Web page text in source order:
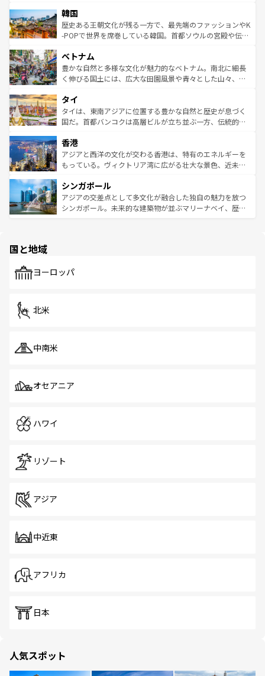
ワイを、存分に味わってほしい。 なお、新着のハワイ情報
はコンテンツ一覧を参照してほしい。
いる。アクティビティも充実しており、サーフィンやダイ
ビング、ハイキングなど、アウトドア好きにはたまらな
い。オーストラリアの多彩な魅力を存分に味わいつくそ
参照してほしい。
ン）、静ひつな山岳地帯である台湾東部など、都市の喧騒
と山間の静けさが共存しており、訪れる人に新しい発見と
驚きをもたらしてくれる。また、奥深い台湾の食文化も魅
容にもいいと評判のスイーツなど、バラエティ豊かな料理
が味わえる。 なお、新着の台湾情報は コンテンツ一覧を参
照してほしい。
韓国
歴史ある王朝文化が残る一方で、最先端のファッションやK
-POPで世界を席巻している韓国。首都ソウルの宮殿や伝統
き、地方に足を延ばせば四季折々の自然美を楽しむことが
できる。そして、キムチや焼肉、絶品のストリートフード
まで、さまざまな韓国料理が待っている。夜には、韓国な
リティに包まれながら、韓国の多彩な魅力を心ゆくまで味
わってみてほしい。 なお、新着の韓国情報はコンテンツ一
覧を参照してほしい。
ベトナム
豊かな自然と多様な文化が魅力的なベトナム。南北に細長
く伸びる国土には、広大な田園風景や青々とした山々、世
急速な発展と共に伝統が息づく。ハノイの古い町並みやホ
ーチミン市のフランス統治時代の建物も、独特の雰囲気を
醸し出している。また、バラエティの豊かさとおいしさで
とつ。フォーやバインミー、ベトナムコーヒーなどは、ぜ
ひ現地で味わいたい。どの地域を訪れてもあたたかい人々
が旅行者を迎えてくれるので、きっと忘れられない旅にな
参照してほしい。
タイ
タイは、東南アジアに位置する豊かな自然と歴史が息づく
国だ。首都バンコクは高層ビルが立ち並ぶ一方、伝統的な
の活気が交差している。北部ではチェンマイなどの山岳地
帯で自然と触れ合い、南部ではプーケットやクラビの美し
いビーチでリゾート気分を楽しむことができる。タイ料理
激する。気候は一年中温暖で、どの季節にも異なる楽しみ
が待っている。親しみやすいタイの人々、仏教を中心とし
た文化、そして多様な観光資源が、訪れる旅人を魅了し続
香港
アジアと西洋の文化が交わる香港は、特有のエネルギーを
もっている。ヴィクトリア湾に広がる壮大な景色、近未来
み、どこを訪れても感動するはず。観光スポットが密集し
ており、効率よく見どころを回れるのも魅力。息をのむよ
うな絶景から文化的な体験まで、香港を存分に楽しみ尽く
シンガポール
アジアの交差点として多文化が融合した独自の魅力を放つ
シンガポール。未来的な建築物が並ぶマリーナベイ、歴史
で、ホーカーズは地元の風情を楽しめる外せないスポット
国と地域
ヨーロッパ
北米
中南米
オセアニア
ハワイ
リゾート
アジア
中近東
アフリカ
日本
人気スポット